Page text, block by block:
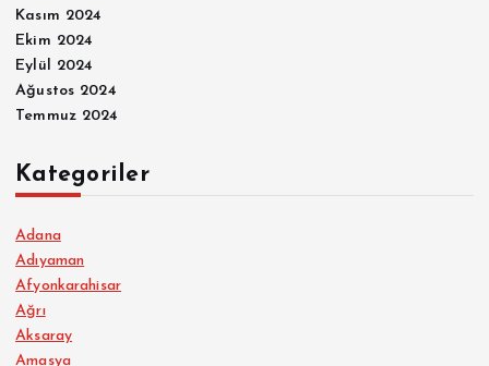
Kasım 2024
Ekim 2024
Eylül 2024
Ağustos 2024
Temmuz 2024
Kategoriler
Adana
Adıyaman
Afyonkarahisar
Ağrı
Aksaray
Amasya